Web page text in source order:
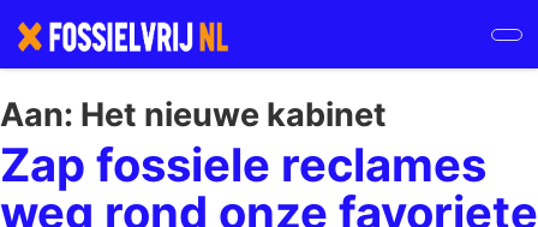
to
main
content
Aan: Het nieuwe kabinet
Zap fossiele reclames
weg rond onze favoriete